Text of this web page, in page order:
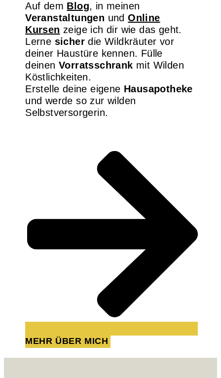
Auf dem Blog, in meinen
Veranstaltungen undOnline
Kursen zeige ich dir wie das geht.
Lerne sicher die Wildkräuter vor
deiner Haustüre kennen. Fülle
deinen Vorratsschrank mit Wilden
Köstlichkeiten.
Erstelle deine eigene Hausapotheke
und werde so zur wilden
Selbstversorgerin.
MEHR ÜBER MICH